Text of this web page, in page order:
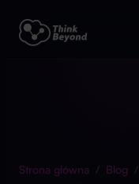
Strona główna Blog /